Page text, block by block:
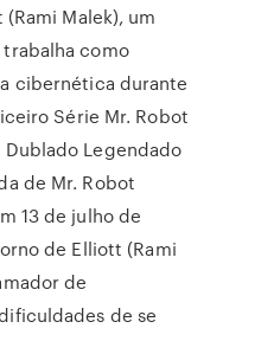
Malek), um
como
cibernética durante
Série Mr. Robot
Dublado Legendado
de Mr. Robot
13 de julho de
de Elliott (Rami
de
de se